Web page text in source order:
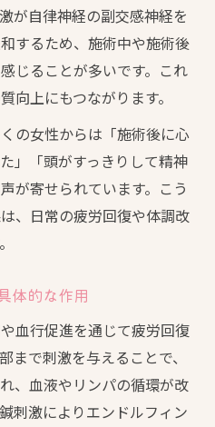
が自律神経の副交感神経を
するため、施術中や施術後
じることが多いです。これ
向上にもつながります。
の女性からは「施術後に心
」「頭がすっきりして精神
が寄せられています。こう
、日常の疲労回復や体調改
体的な作用
血行促進を通じて疲労回復
まで刺激を与えることで、
、血液やリンパの循環が改
刺激によりエンドルフィン